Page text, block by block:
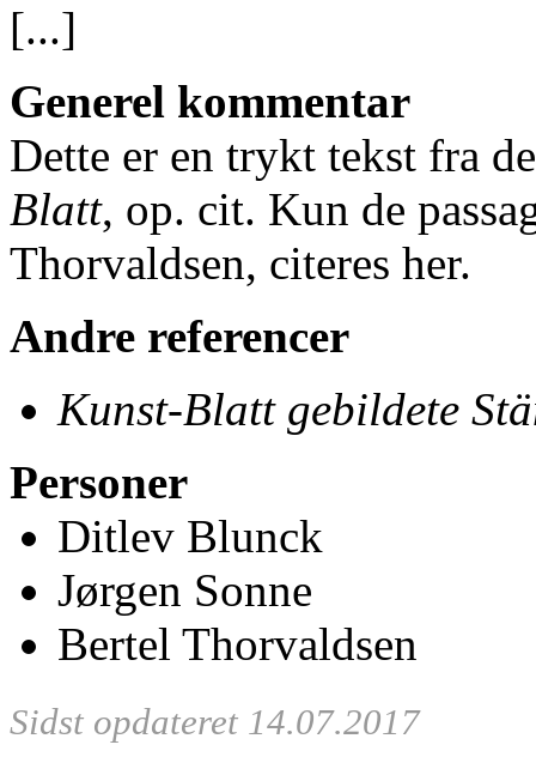
[...]
Generel kommentar
Dette er en trykt tekst fra
Blatt, op. cit. Kun de
Thorvaldsen, citeres her.
Andre referencer
Kunst-Blatt gebildete
Personer
Ditlev Blunck
Jørgen Sonne
Bertel Thorvaldsen
Sidst opdateret 14.07.2017